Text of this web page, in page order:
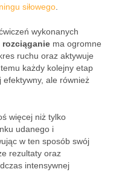
siłowego
wykonanych
rozciąganie ma ogromne
ruchu oraz aktywuje
każdy kolejny etap
ale również
więcej niż tylko
udanego i
w ten sposób swój
rezultaty oraz
intensywnej